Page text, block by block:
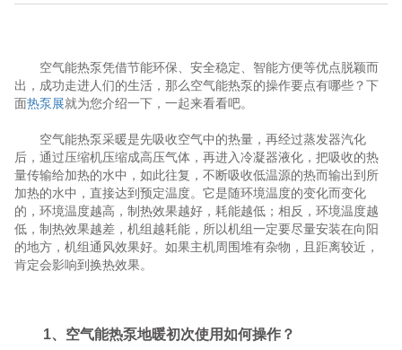
空气能热泵凭借节能环保、安全稳定、智能方便等优点脱颖而
出，成功走进人们的生活，那么空气能热泵的操作要点有哪些？下
面热泵展就为您介绍一下，一起来看看吧。
空气能热泵采暖是先吸收空气中的热量，再经过蒸发器汽化
后，通过压缩机压缩成高压气体，再进入冷凝器液化，把吸收的热
量传输给加热的水中，如此往复，不断吸收低温源的热而输出到所
加热的水中，直接达到预定温度。它是随环境温度的变化而变化
的，环境温度越高，制热效果越好，耗能越低；相反，环境温度越
低，制热效果越差，机组越耗能，所以机组一定要尽量安装在向阳
的地方，机组通风效果好。如果主机周围堆有杂物，且距离较近，
肯定会影响到换热效果。
1、空气能热泵地暖初次使用如何操作？